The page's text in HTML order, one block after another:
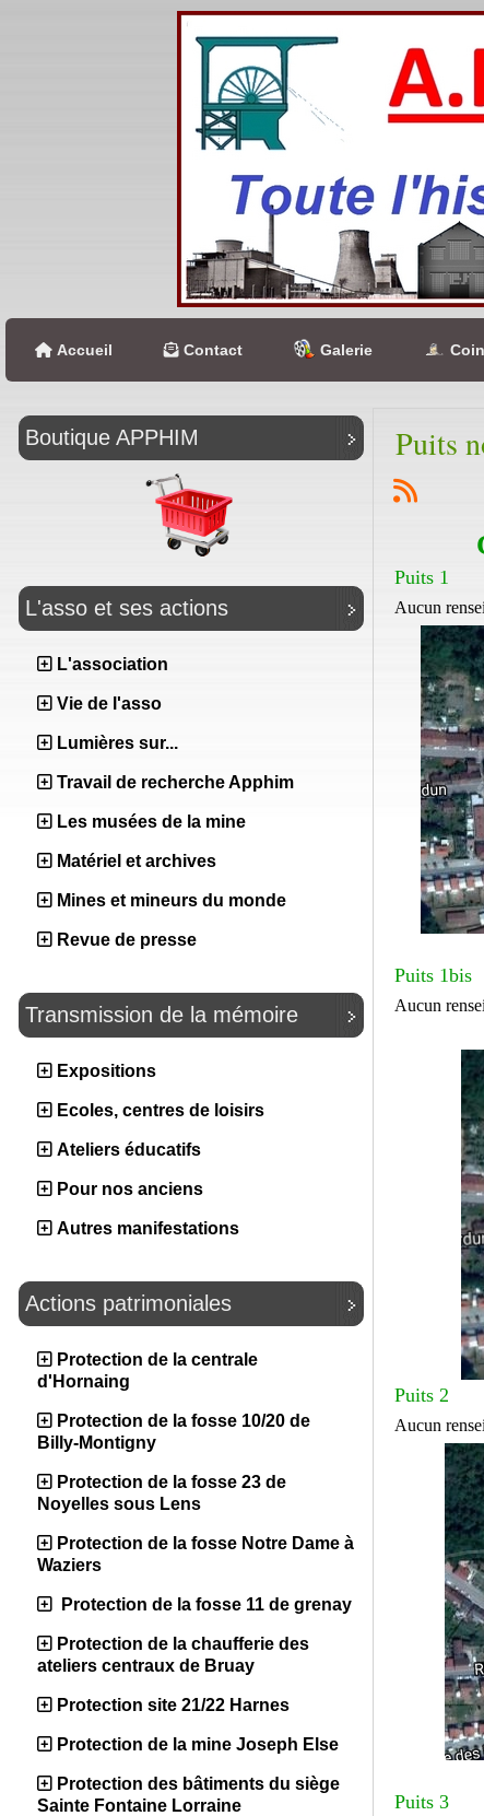
Accueil Contact Galerie
Boutique APPHIM
L'asso et ses actions
L'association
Vie de l'asso
Lumières sur...
Travail de recherche Apphim
Les musées de la mine
Matériel et archives
Mines et mineurs du monde
Revue de presse
Transmission de la mémoire
Expositions
Ecoles, centres de loisirs
Ateliers éducatifs
Pour nos anciens
Autres manifestations
Actions patrimoniales
Protection de la centrale
d'Hornaing
Protection de la fosse 10/20 de
Billy-Montigny
Protection de la fosse 23 de
Noyelles sous Lens
Protection de la fosse Notre Dame à
Waziers
Protection de la fosse 11 de grenay
Protection de la chaufferie des
ateliers centraux de Bruay
Protection site 21/22 Harnes
Protection de la mine Joseph Else
Protection des bâtiments du siège
Sainte Fontaine Lorraine
Puits
Puits 1
Aucun
Puits 1bis
Aucun
Puits 2
Aucun
Puits 3